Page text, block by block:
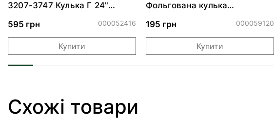
3207-3747 Кулька Г 24"
595 грн
000052416
Купити
Фольгована кулька
обіймами"
195 грн 000059120
Купити
Схожі товари